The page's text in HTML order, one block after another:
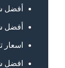
أفضل
أفضل
اسعار
افضل